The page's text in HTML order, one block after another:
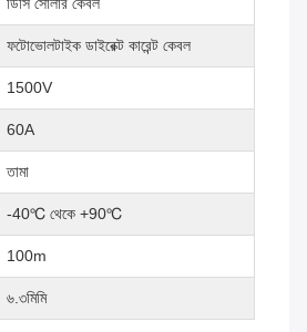
ডিসি সোলার কেবল
ফটোভোলটাইক ডাইরেক্ট কারেন্ট কেবল
1500V
60A
তামা
-40℃ থেকে +90℃
100m
৬.৩মিমি